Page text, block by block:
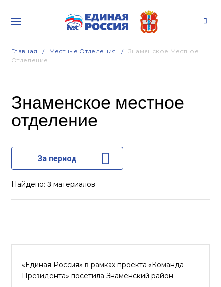
Главная Местные Отделения
Знаменское Местное
Отделение
Знаменское местное
отделение
За период
Найдено: 3 материалов
«Единая Россия» в рамках проекта «Команда
Президента» посетила Знаменский район